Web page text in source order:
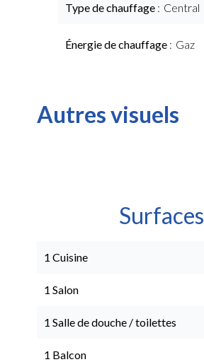
Type de chauffage Central
Énergie de chauffage Gaz
Autres visuels
Surfaces
1 Cuisine
1 Salon
1 Salle de douche / toilettes
1 Balcon